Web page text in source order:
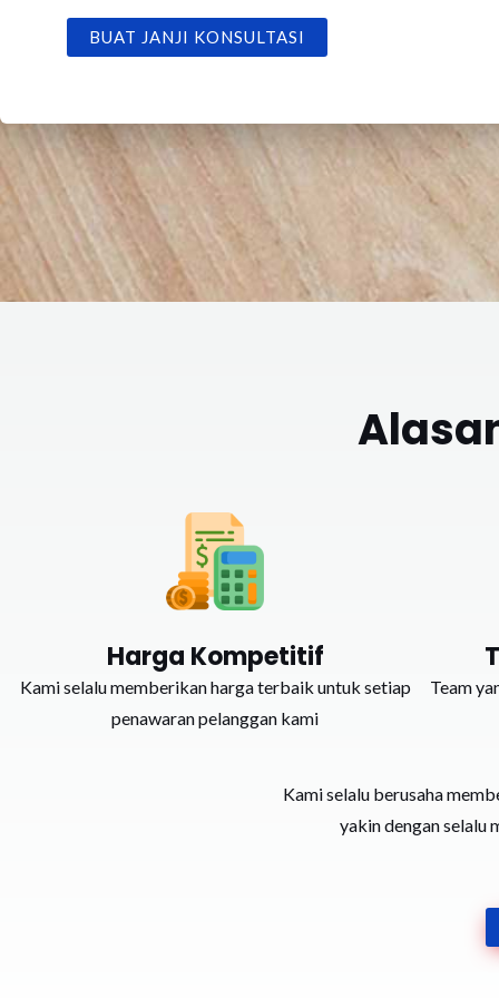
BUAT JANJI KONSULTASI
Harga Kompetitif
Kami selalu memberikan harga terbaik untuk setiap
penawaran pelanggan kami
Team
Kami selalu berusaha
yakin dengan selalu